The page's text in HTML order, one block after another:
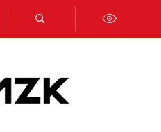
czcionki.
strony.